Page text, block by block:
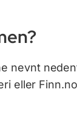
nevnt
eller